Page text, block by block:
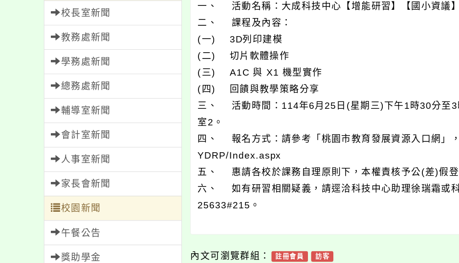
校長室新聞
教務處新聞
學務處新聞
總務處新聞
輔導室新聞
會計室新聞
人事室新聞
家長會新聞
校園新聞
午餐公告
獎助學金
一、 活動名稱：大成科技中心【增能研習】【國小資議
二、 課程及內容：
(一) 3D列印建模
(二) 切片軟體操作
(三) A1C 與 X1 機型實作
(四) 回饋與教學策略分享
三、 活動時間：114年6月25日(星期三)下午1時30分至3
室2。
四、 報名方式：請參考「桃園市教育發展資源入口網
YDRP/Index.aspx
五、 惠請各校於課務自理原則下，本權責核予公(差)假登
六、 如有研習相關疑義，請逕洽科技中心助理徐瑞霜或
25633#215。
內文可瀏覽群組： 註冊會員 訪客